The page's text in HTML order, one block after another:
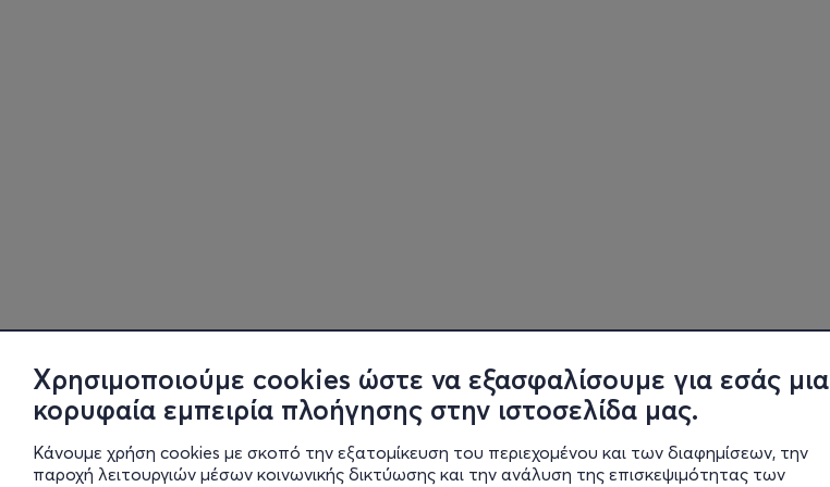
Χρησιμοποιούμε cookies ώστε να εξασφαλίσουμε για εσάς μια
κορυφαία εμπειρία πλοήγησης στην ιστοσελίδα μας.
Κάνουμε χρήση cookies με σκοπό την εξατομίκευση του περιεχομένου και των διαφημίσεων, την
παροχή λειτουργιών μέσων κοινωνικής δικτύωσης και την ανάλυση της επισκεψιμότητας των